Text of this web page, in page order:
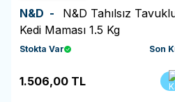
N&D - N&D Tahılsız
Kedi Maması 1.5 Kg
Stokta Var Son
1.506,00 TL